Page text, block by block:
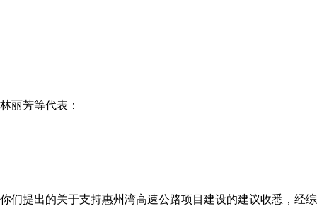
林丽芳等代表：
你们提出的关于支持惠州湾高速公路项目建设的建议收悉，经综